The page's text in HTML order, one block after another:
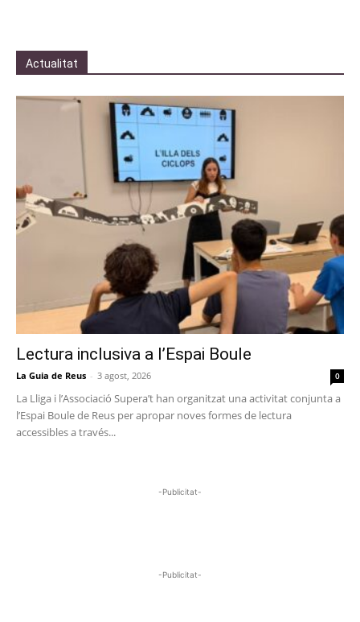
Actualitat
Lectura inclusiva a l’Espai Boule
La Guia de Reus - 3 agost, 2026 0
La Lliga i l’Associació Supera’t han organitzat una activitat conjunta a
l’Espai Boule de Reus per apropar noves formes de lectura
accessibles a través...
-Publicitat-
-Publicitat-